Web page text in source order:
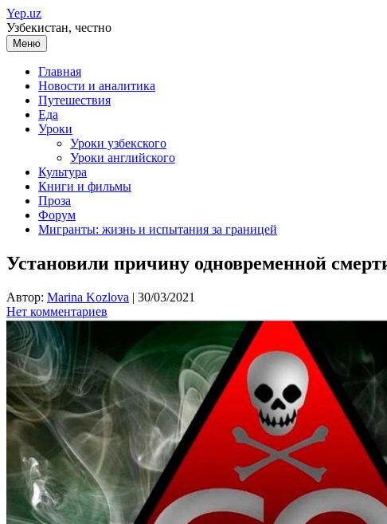
Перейти
к
содержимому
Yep.uz
Узбекистан, честно
Меню
Главная
Новости и аналитика
Путешествия
Еда
Уроки
Уроки узбекского
Уроки английского
Культура
Книги и фильмы
Проза
Форум
Мигранты: жизнь и испытания за границей
Установили причину одновременной
Автор: Marina Kozlova | 30/03/2021
Нет комментариев